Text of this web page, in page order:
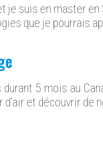
je suis en master
que je pourrais
5 mois au
d’air et découvrir de